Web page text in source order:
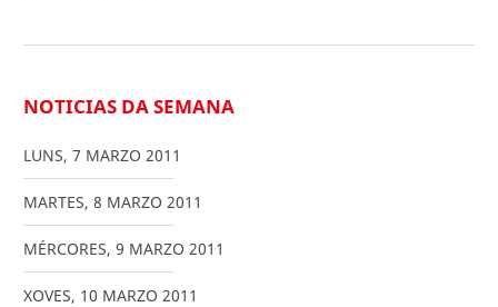
NOTICIAS DA SEMANA
LUNS, 7 MARZO 2011
MARTES, 8 MARZO 2011
MÉRCORES, 9 MARZO 2011
XOVES, 10 MARZO 2011